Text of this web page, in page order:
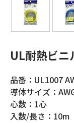
UL耐熱ビ
品番：UL1007
導体サイズ：
心数：1心
入数/長さ：10m